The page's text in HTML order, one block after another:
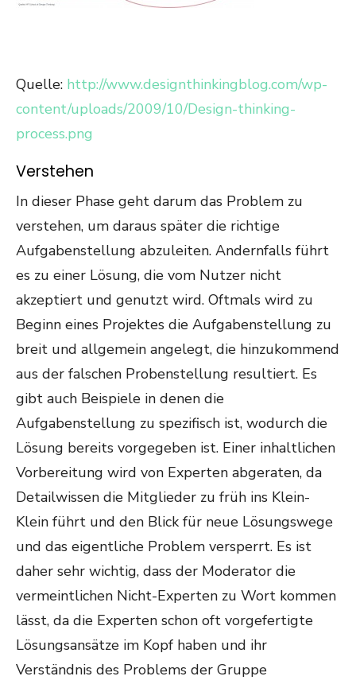
Quelle: http://www.designthinkingblog.com/wp-
content/uploads/2009/10/Design-thinking-
process.png
Verstehen
In dieser Phase geht darum das Problem zu
verstehen, um daraus später die richtige
Aufgabenstellung abzuleiten. Andernfalls führt
es zu einer Lösung, die vom Nutzer nicht
akzeptiert und genutzt wird. Oftmals wird zu
Beginn eines Projektes die Aufgabenstellung zu
breit und allgemein angelegt, die hinzukommend
aus der falschen Probenstellung resultiert. Es
gibt auch Beispiele in denen die
Aufgabenstellung zu spezifisch ist, wodurch die
Lösung bereits vorgegeben ist. Einer inhaltlichen
Vorbereitung wird von Experten abgeraten, da
Detailwissen die Mitglieder zu früh ins Klein-
Klein führt und den Blick für neue Lösungswege
und das eigentliche Problem versperrt. Es ist
daher sehr wichtig, dass der Moderator die
vermeintlichen Nicht-Experten zu Wort kommen
lässt, da die Experten schon oft vorgefertigte
Lösungsansätze im Kopf haben und ihr
Verständnis des Problems der Gruppe